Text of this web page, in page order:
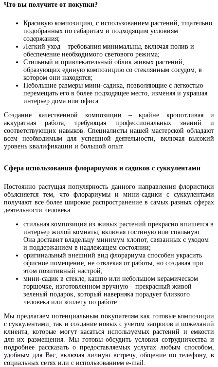
Что вы получите от покупки?
Красивую композицию, с использованием растений, тщательно
подобранных по габаритам и подходящим условиям
содержания;
Легкий уход – требования минимальны, включая полив и
обеспечение необходимого светового режима;
Стильный и привлекательный облик живых растений,
образующих единую композицию со стеклянным сосудом, в
котором они находятся;
Небольшие размеры мини-садика, позволяющие с легкостью
перемещать его в более подходящее место, изменяя и украшая
интерьер дома или офиса.
Создание качественной композиции – крайне кропотливая и
аккуратная работа, требующая профессиональных знаний и
соответствующих навыков. Специалисты нашей мастерской обладают
всем необходимым для успешной деятельности, включая высокий
уровень квалификации и большой опыт.
Сфера использования флорариумов и садиков с суккулентами
Постоянно растущая популярность данного направления флористики
объясняется тем, что флорариумы и мини-садики с суккулентами
получают все более широкое распространение в самых разных сферах
деятельности человека:
стильная композиция из живых растений прекрасно впишется в
интерьер жилой комнаты, включая гостиную или спальную.
Она доставит владельцу минимум хлопот, связанных с уходом
и поддержанием в надлежащем состоянии;
оригинальный внешний вид флорариума способен украсить
офисное помещение, не отвлекая от работы, но создавая при
этом позитивный настрой;
мини-садик в стекле, кашпо или небольшом керамическом
горшочке, изготовленном вручную – прекрасный живой
зеленый подарок, который наверняка порадует близкого
человека или коллегу по работе
Мы предлагаем потенциальным покупателям как готовые композиции
с суккулентами, так и создание новых с учетом запросов и пожеланий
клиента, которые могут касаться используемых растений и емкости
для их размещения. Мы готовы обсудить условия сотрудничества и
подробнее рассказать о предоставляемых услугах любым способом,
удобным для Вас, включая личную встречу, общение по телефону, в
социальных сетях или с использованием e-mail.